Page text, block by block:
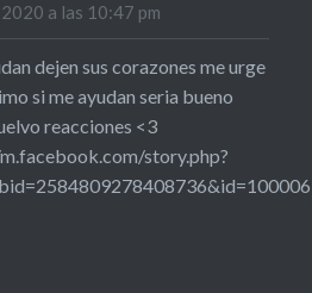
a las 10:47 pm
dejen sus corazones me urge
si me ayudan seria bueno
reacciones <3
story.php?